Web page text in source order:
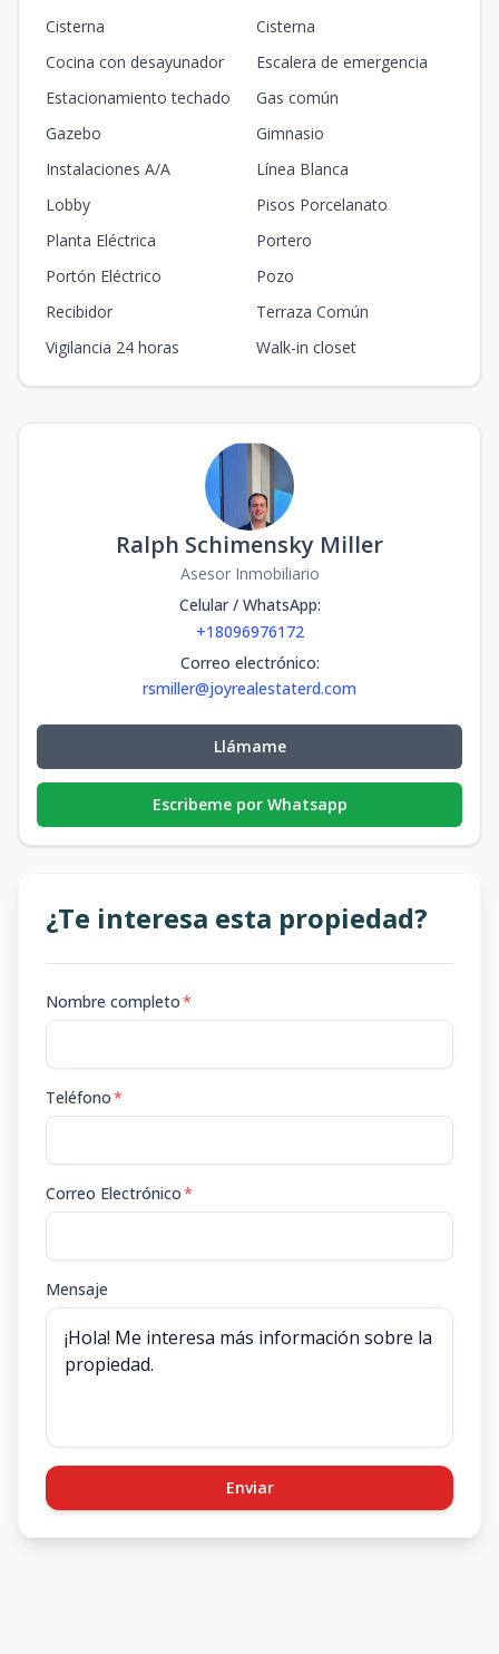
Cisterna
Cisterna
Cocina con desayunador
Escalera de emergencia
Estacionamiento techado
Gas común
Gazebo
Gimnasio
Instalaciones A/A
Línea Blanca
Lobby
Pisos Porcelanato
Planta Eléctrica
Portero
Portón Eléctrico
Pozo
Recibidor
Terraza Común
Vigilancia 24 horas
Walk-in closet
Ralph Schimensky Miller
Asesor Inmobiliario
Celular / WhatsApp:
+18096976172
Correo electrónico:
rsmiller@joyrealestaterd.com
Llámame
Escribeme por Whatsapp
¿Te interesa esta propiedad?
Nombre completo*
Teléfono*
Correo Electrónico*
Mensaje
Enviar